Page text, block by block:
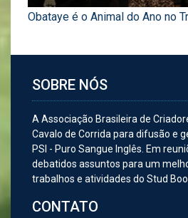
Obataye é o Animal do Ano no
SOBRE NÓS
A Associação Brasileira de
Cavalo de Corrida para difusão e
PSI - Puro Sangue Inglês. Em
debatidos assuntos para um
trabalhos e atividades do Stud
CONTATO